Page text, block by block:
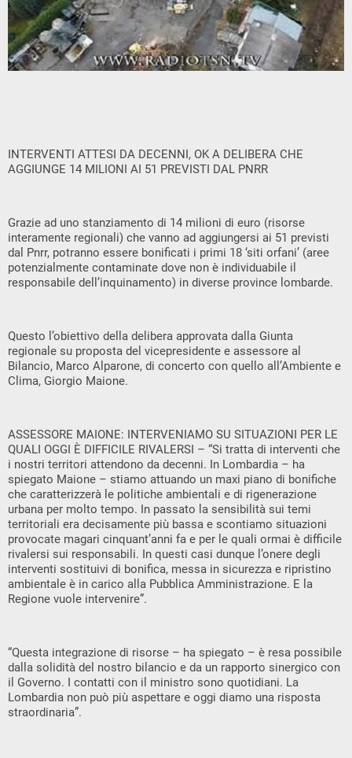
INTERVENTI ATTESI DA DECENNI, OK A DELIBERA CHE
AGGIUNGE 14 MILIONI AI 51 PREVISTI DAL PNRR
Grazie ad uno stanziamento di 14 milioni di euro (risorse
interamente regionali) che vanno ad aggiungersi ai 51 previsti
dal Pnrr, potranno essere bonificati i primi 18 ‘siti orfani’ (aree
potenzialmente contaminate dove non è individuabile il
responsabile dell’inquinamento) in diverse province lombarde.
Questo l’obiettivo della delibera approvata dalla Giunta
regionale su proposta del vicepresidente e assessore al
Bilancio, Marco Alparone, di concerto con quello all’Ambiente e
Clima, Giorgio Maione.
ASSESSORE MAIONE: INTERVENIAMO SU SITUAZIONI PER LE
QUALI OGGI È DIFFICILE RIVALERSI – “Si tratta di interventi che
i nostri territori attendono da decenni. In Lombardia – ha
spiegato Maione – stiamo attuando un maxi piano di bonifiche
che caratterizzerà le politiche ambientali e di rigenerazione
urbana per molto tempo. In passato la sensibilità sui temi
territoriali era decisamente più bassa e scontiamo situazioni
provocate magari cinquant’anni fa e per le quali ormai è difficile
rivalersi sui responsabili. In questi casi dunque l’onere degli
interventi sostituivi di bonifica, messa in sicurezza e ripristino
ambientale è in carico alla Pubblica Amministrazione. E la
Regione vuole intervenire”.
“Questa integrazione di risorse – ha spiegato – è resa possibile
dalla solidità del nostro bilancio e da un rapporto sinergico con
il Governo. I contatti con il ministro sono quotidiani. La
Lombardia non può più aspettare e oggi diamo una risposta
straordinaria”.